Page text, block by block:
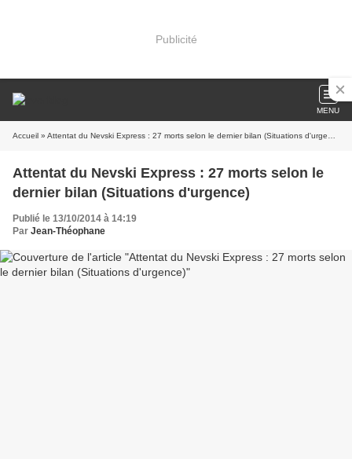
Publicité
MENU
Accueil » Attentat du Nevski Express : 27 morts selon le dernier bilan (Situations d'urgence)
Attentat du Nevski Express : 27 morts selon le
dernier bilan (Situations d'urgence)
Publié le 13/10/2014 à 14:19
Par Jean-Théophane